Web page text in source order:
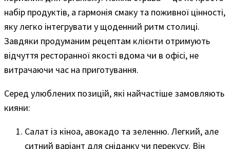
набір продуктів, а гармонія смаку та поживної цінності,
яку легко інтегрувати у щоденний ритм столиці.
Завдяки продуманим рецептам клієнти отримують
відчуття ресторанної якості вдома чи в офісі, не
витрачаючи час на приготування.
Серед улюблених позицій, які найчастіше замовляють
кияни:
Салат із кіноа, авокадо та зеленню. Легкий, але
ситний варіант для сніданку чи перекусу. Він